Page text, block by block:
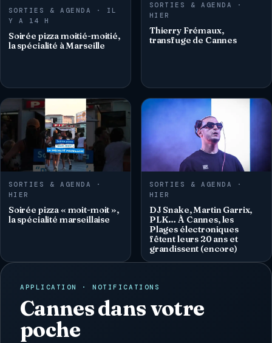
SORTIES & AGENDA · IL
Y A 14 H
Soirée pizza moitié-moitié,
la spécialité à Marseille
SORTIES & AGENDA ·
HIER
Thierry Frémaux,
transfuge de Cannes
SORTIES & AGENDA ·
HIER
Soirée pizza « moit-moit »,
la spécialité marseillaise
SORTIES & AGENDA ·
HIER
DJ Snake, Martin Garrix,
PLK… À Cannes, les
Plages électroniques
fêtent leurs 20 ans et
grandissent (encore)
APPLICATION · NOTIFICATIONS
Cannes dans votre
poche